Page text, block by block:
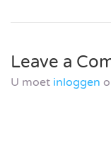
Leave a
U moet inloggen